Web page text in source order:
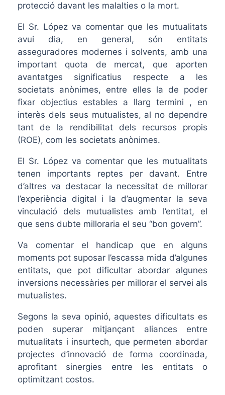
protecció davant les malalties o la mort.
El Sr. López va comentar que les mutualitats
avui dia, en general, són entitats
asseguradores modernes i solvents, amb una
important quota de mercat, que aporten
avantatges significatius respecte a les
societats anònimes, entre elles la de poder
fixar objectius estables a llarg termini , en
interès dels seus mutualistes, al no dependre
tant de la rendibilitat dels recursos propis
(ROE), com les societats anònimes.
El Sr. López va comentar que les mutualitats
tenen importants reptes per davant. Entre
d’altres va destacar la necessitat de millorar
l’experiència digital i la d’augmentar la seva
vinculació dels mutualistes amb l’entitat, el
que sens dubte milloraria el seu “bon govern”.
Va comentar el handicap que en alguns
moments pot suposar l’escassa mida d’algunes
entitats, que pot dificultar abordar algunes
inversions necessàries per millorar el servei als
mutualistes.
Segons la seva opinió, aquestes dificultats es
poden superar mitjançant aliances entre
mutualitats i insurtech, que permeten abordar
projectes d’innovació de forma coordinada,
aprofitant sinergies entre les entitats o
optimitzant costos.